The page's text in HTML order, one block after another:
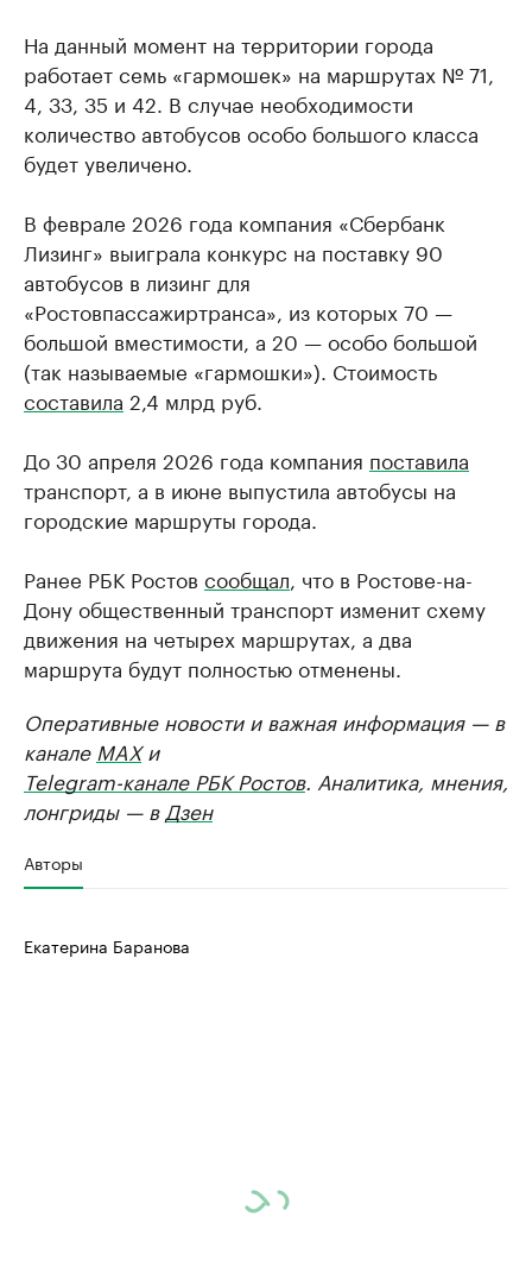
На данный момент на территории города
работает семь «гармошек» на маршрутах № 71,
4, 33, 35 и 42. В случае необходимости
количество автобусов особо большого класса
будет увеличено.
В феврале 2026 года компания «Сбербанк
Лизинг» выиграла конкурс на поставку 90
автобусов в лизинг для
«Ростовпассажиртранса», из которых 70 —
большой вместимости, а 20 — особо большой
(так называемые «гармошки»). Стоимость
составила 2,4 млрд руб.
До 30 апреля 2026 года компания поставила
транспорт, а в июне выпустила автобусы на
городские маршруты города.
Ранее РБК Ростов сообщал , что в Ростове-на-
Дону общественный транспорт изменит схему
движения на четырех маршрутах, а два
маршрута будут полностью отменены.
Оперативные новости и важная информация — в
канале MAXи
Telegram-канале РБК Ростов. Аналитика, мнения,
лонгриды — в Дзен
Авторы
Екатерина Баранова